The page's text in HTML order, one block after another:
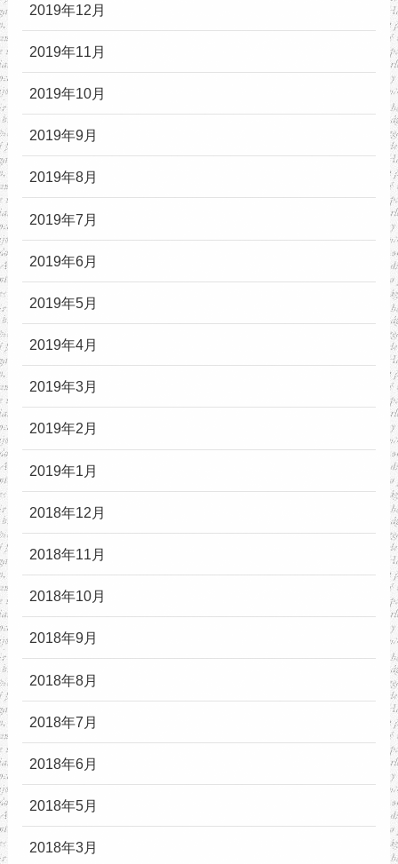
2019年12月
2019年11月
2019年10月
2019年9月
2019年8月
2019年7月
2019年6月
2019年5月
2019年4月
2019年3月
2019年2月
2019年1月
2018年12月
2018年11月
2018年10月
2018年9月
2018年8月
2018年7月
2018年6月
2018年5月
2018年3月